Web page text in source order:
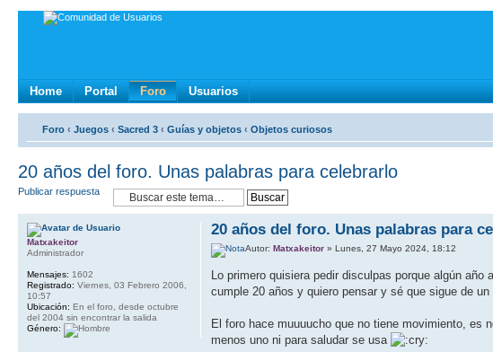
Home Portal Foro Usuarios
Foro ‹ Juegos ‹ Sacred 3 ‹ Guías y objetos ‹ Objetos curiosos
20 años del foro. Unas palabras para celebrarlo
Publicar respuesta
20 años del foro. Unas palabras para
Autor:Matxakeitor » Lunes, 27 Mayo 2024, 18:12
Lo primero quisiera pedir disculpas porque algún
cumple 20 años y quiero pensar y sé que sigue de
El foro hace muuuucho que no tiene movimiento, es
menos uno ni para saludar se usa
Matxakeitor
Administrador
Mensajes: 1602
Registrado: Viernes, 03 Febrero 2006,
10:57
Ubicación: En el foro, desde octubre
del 2004 sin encontrar la salida
Género: